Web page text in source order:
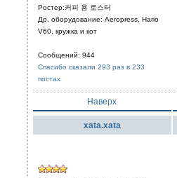
Ростер:커피 용 로스터
Др. оборудование: Aeropress, Hario
V60, кружка и кот
Сообщений: 944
Спасибо сказали 293 раз в 233
постах
Наверх
xata.xata